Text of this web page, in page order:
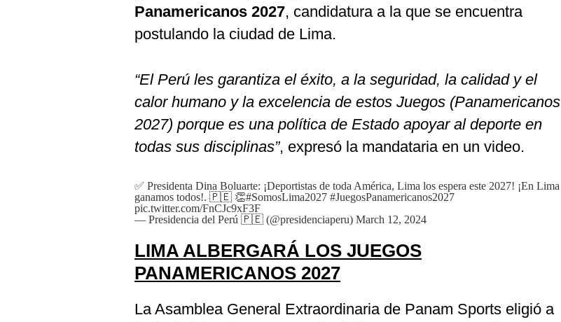
Panamericanos 2027, candidatura a la que se encuentra
postulando la ciudad de Lima.
“El Perú les garantiza el éxito, a la seguridad, la calidad y el
calor humano y la excelencia de estos Juegos (Panamericanos
2027) porque es una política de Estado apoyar al deporte en
todas sus disciplinas”, expresó la mandataria en un video.
✅ Presidenta Dina Boluarte: ¡Deportistas de toda América, Lima los espera este 2027! ¡En Lima
ganamos todos!. 🇵🇪 👏#SomosLima2027 #JuegosPanamericanos2027
pic.twitter.com/FnCJc9xF3F
— Presidencia del Perú 🇵🇪 (@presidenciaperu) March 12, 2024
LIMA ALBERGARÁ LOS JUEGOS
PANAMERICANOS 2027
La Asamblea General Extraordinaria de Panam Sports eligió a